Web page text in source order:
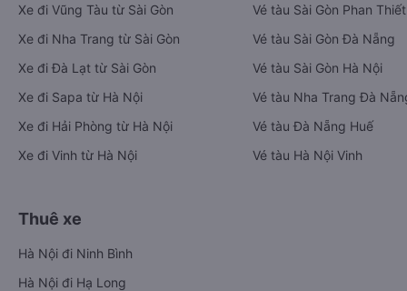
Xe đi Vũng Tàu từ Sài Gòn
Xe đi Nha Trang từ Sài Gòn
Xe đi Đà Lạt từ Sài Gòn
Xe đi Sapa từ Hà Nội
Xe đi Hải Phòng từ Hà Nội
Xe đi Vinh từ Hà Nội
Vé tàu Sài Gòn Phan Thiết
Vé tàu Sài Gòn Đà Nẵng
Vé tàu Sài Gòn Hà Nội
Vé tàu Nha Trang Đà
Vé tàu Đà Nẵng Huế
Vé tàu Hà Nội Vinh
Thuê xe
Hà Nội đi Ninh Bình
Hà Nội đi Hạ Long